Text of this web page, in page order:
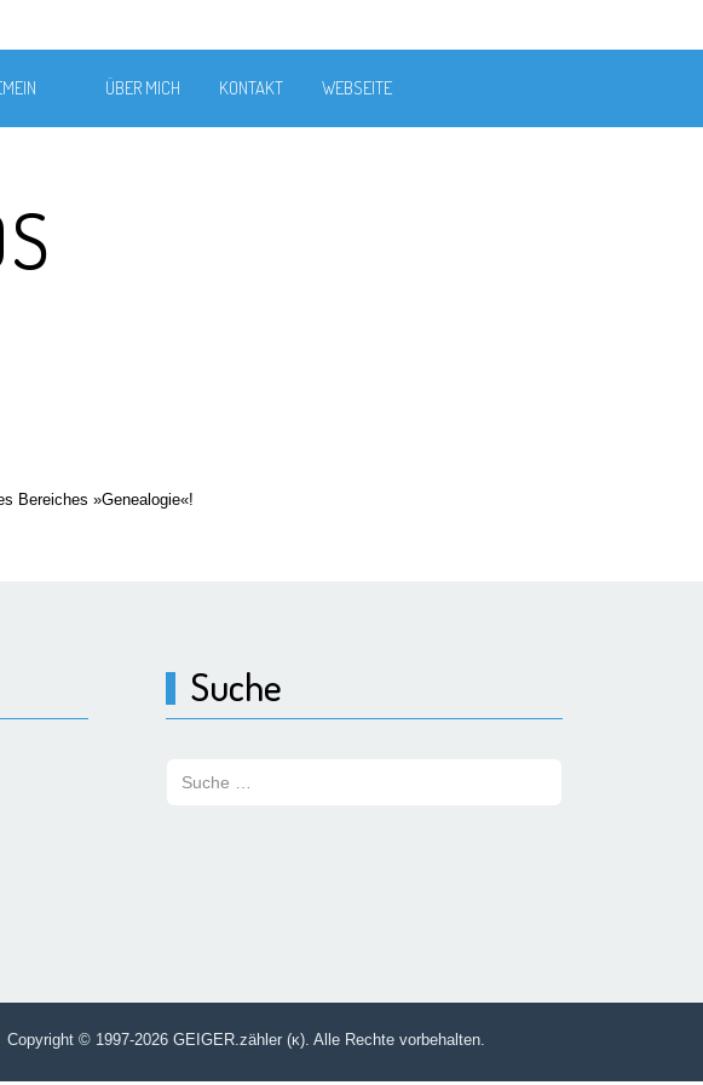
ÜBER MICH KONTAKT WEBSEITE
Bereiches »Genealogie«!
Suche
Copyright © 1997-2026 GEIGER.zähler (κ). Alle Rechte vorbehalten.